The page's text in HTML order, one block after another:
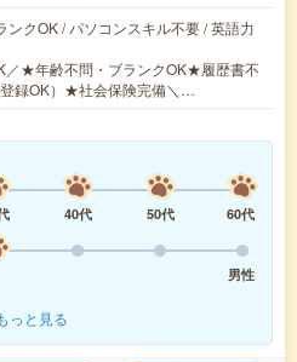
ンクOK / パソコンスキル不要 / 英語力
／★年齢不問・ブランクOK★履歴書不
録OK）★社会保険完備＼…
40代 50代
60代
男性
っと見る